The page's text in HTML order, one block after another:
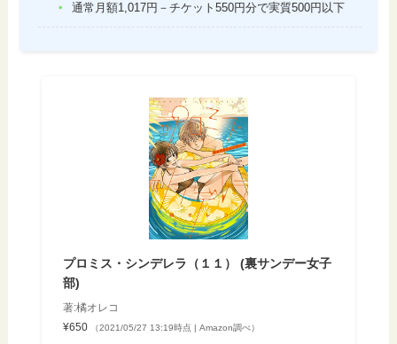
通常月額1,017円－チケット550円分で実質500円以下
プロミス・シンデレラ（１１） (裏サンデー女子
部)
著:橘オレコ
¥650
（2021/05/27 13:19時点 | Amazon調べ）